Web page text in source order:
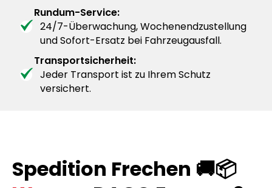
Rundum-Service:
24/7-Überwachung, Wochenendzustellung
und Sofort-Ersatz bei Fahrzeugausfall.
Transportsicherheit:
Jeder Transport ist zu Ihrem Schutz
versichert.
Spedition Frechen 🚚📦